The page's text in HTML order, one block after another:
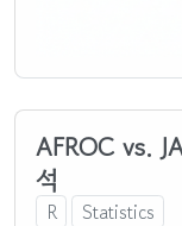
AFROC vs.
석
R
Statistics